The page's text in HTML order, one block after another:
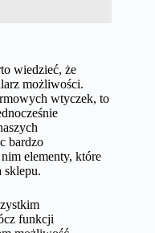
wiedzieć, że
możliwości.
wtyczek, to
bardzo
elementy, które
sklepu.
funkcji